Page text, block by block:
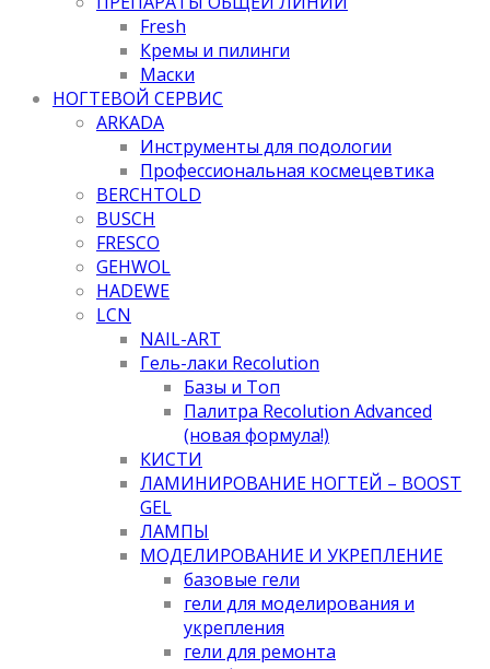
Fresh
Кремы и пилинги
Маски
НОГТЕВОЙ СЕРВИС
ARKADA
Инструменты для подологии
Профессиональная космецевтика
BERCHTOLD
BUSCH
FRESCO
GEHWOL
HADEWE
LCN
NAIL-ART
Гель-лаки Recolution
Базы и Топ
Палитра Recolution Advanced
(новая формула!)
КИСТИ
ЛАМИНИРОВАНИЕ НОГТЕЙ – BOOST
GEL
ЛАМПЫ
МОДЕЛИРОВАНИЕ И УКРЕПЛЕНИЕ
базовые гели
гели для моделирования и
укрепления
гели для ремонта